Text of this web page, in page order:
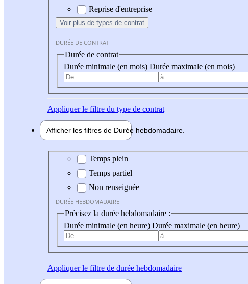
Reprise d'entreprise
Voir plus de types de contrat
DURÉE DE CONTRAT
Durée de contrat
Durée minimale (en mois) Durée maximale (en mois)
Appliquerle filtre du type de contrat
Afficher les filtres de Durée hebdomadaire
Durée hebdomadaire
Temps plein
Temps partiel
Non renseignée
DURÉE HEBDOMADAIRE
Précisez la durée hebdomadaire :
Durée minimale (en heure) Durée maximale (en heure)
Appliquerle filtre de durée hebdomadaire